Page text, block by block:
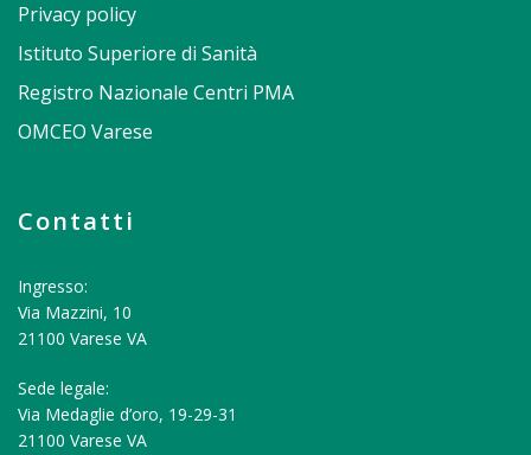
Privacy policy
Istituto Superiore di Sanità
Registro Nazionale Centri PMA
OMCEO Varese
Contatti
Ingresso:
Via Mazzini, 10
21100 Varese VA
Sede legale:
Via Medaglie d’oro, 19-29-31
21100 Varese VA